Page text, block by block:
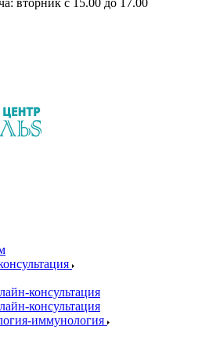
вторник с 15.00 до 17.00
консультация
консультация
иммунология